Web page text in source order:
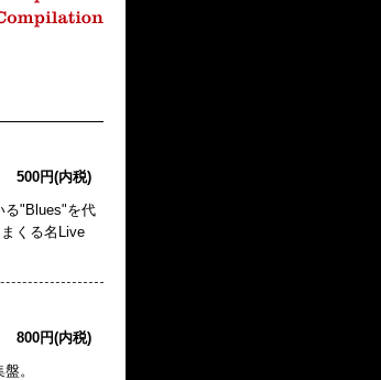
500円(内税)
る"Blues"を代
くる名Live
800円(内税)
。